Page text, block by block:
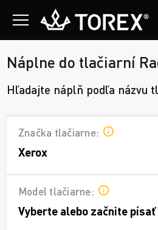
Náplne do tlačiarní
Hľadajte náplň podľa názvu
Značka tlačiarne:
Xerox
Model tlačiarne:
Vyberte alebo začnite písať